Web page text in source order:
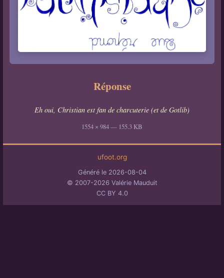
Réponse
Eh oui, Christian est fan de charcuterie (et de Gotlib)
1554 × 984 — 155.3 KB
ufoot.org
Généré le 2026-08-04
© 2007-2026 Valérie Mauduit
CC BY 4.0